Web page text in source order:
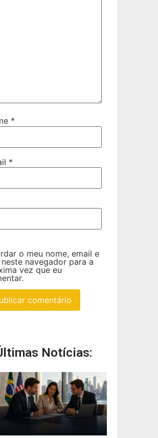
*
*
o meu nome, email e
navegador para a
vez que eu
Notícias: